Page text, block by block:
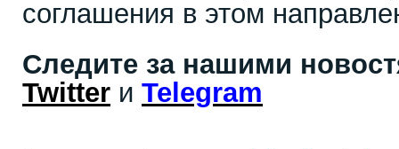
соглашения в этом
Следите за нашими
Twitter и Telegram